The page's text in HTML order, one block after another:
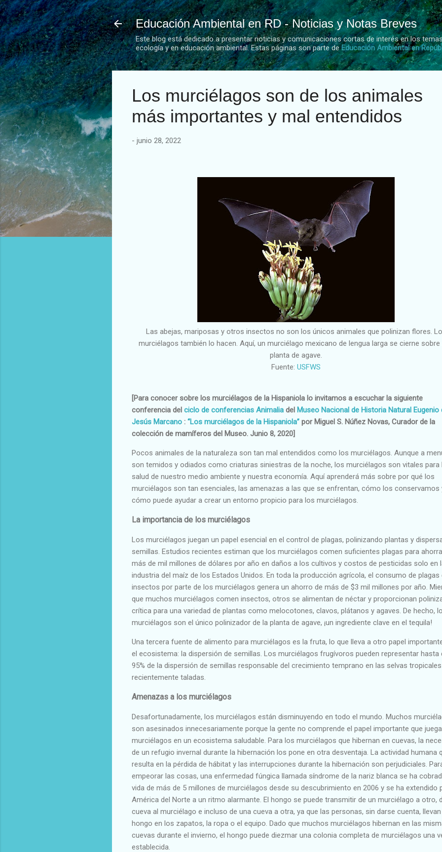
Ir al contenido principal
Educación Ambiental en RD - Noticias y Notas Breves
Este blog está dedicado a presentar noticias y comunicaciones cortas de interés en los
ecología y en educación ambiental. Estas páginas son parte deEducación Ambiental en
Los murciélagos son de los animales
más importantes y mal entendidos
- junio 28, 2022
Las abejas, mariposas y otros insectos no son los únicos animales que polinizan flores.
murciélagos también lo hacen. Aquí, un murciélago mexicano de lengua larga se cierne sobre
planta de agave.
Fuente: USFWS
[Para conocer sobre los murciélagos de la Hispaniola lo invitamos a escuchar la siguiente
conferencia del ciclo de conferencias Animalia del Museo Nacional de Historia Natural Eugenio
Jesús Marcano : “Los murciélagos de la Hispaniola” por Miguel S. Núñez Novas, Curador de la
colección de mamíferos del Museo. Junio 8, 2020]
Pocos animales de la naturaleza son tan mal entendidos como los murciélagos. Aunque a
son temidos y odiados como criaturas siniestras de la noche, los murciélagos son vitales para
salud de nuestro medio ambiente y nuestra economía. Aquí aprenderá más sobre por qué los
murciélagos son tan esenciales, las amenazas a las que se enfrentan, cómo los conservamos
cómo puede ayudar a crear un entorno propicio para los murciélagos.
La importancia de los murciélagos
Los murciélagos juegan un papel esencial en el control de plagas, polinizando plantas y
semillas. Estudios recientes estiman que los murciélagos comen suficientes plagas para
más de mil millones de dólares por año en daños a los cultivos y costos de pesticidas solo en
industria del maíz de los Estados Unidos. En toda la producción agrícola, el consumo de plagas
insectos por parte de los murciélagos genera un ahorro de más de $3 mil millones por año.
que muchos murciélagos comen insectos, otros se alimentan de néctar y proporcionan
crítica para una variedad de plantas como melocotones, clavos, plátanos y agaves. De hecho,
murciélagos son el único polinizador de la planta de agave, ¡un ingrediente clave en el tequila!
Una tercera fuente de alimento para murciélagos es la fruta, lo que lleva a otro papel
el ecosistema: la dispersión de semillas. Los murciélagos frugívoros pueden representar hasta
95% de la dispersión de semillas responsable del crecimiento temprano en las selvas tropicales
recientemente taladas.
Amenazas a los murciélagos
Desafortunadamente, los murciélagos están disminuyendo en todo el mundo. Muchos
son asesinados innecesariamente porque la gente no comprende el papel importante que
murciélagos en un ecosistema saludable. Para los murciélagos que hibernan en cuevas, la
de un refugio invernal durante la hibernación los pone en otra desventaja. La actividad humana
resulta en la pérdida de hábitat y las interrupciones durante la hibernación son perjudiciales.
empeorar las cosas, una enfermedad fúngica llamada síndrome de la nariz blanca se ha
vida de más de 5 millones de murciélagos desde su descubrimiento en 2006 y se ha extendido
América del Norte a un ritmo alarmante. El hongo se puede transmitir de un murciélago a otro,
cueva al murciélago e incluso de una cueva a otra, ya que las personas, sin darse cuenta, llevan
hongo en los zapatos, la ropa o el equipo. Dado que muchos murciélagos hibernan en las
cuevas durante el invierno, el hongo puede diezmar una colonia completa de murciélagos una
establecida.